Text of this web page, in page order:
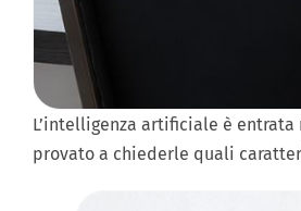
L’intelligenza artificiale è
provato a chiederle quali